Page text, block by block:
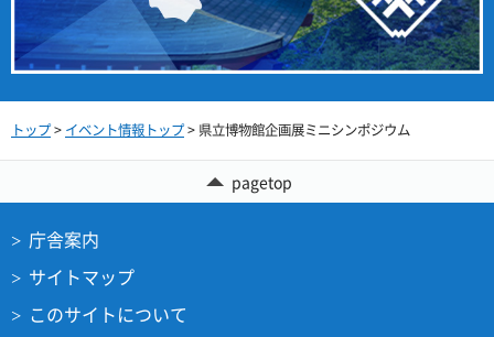
トップ> イベント情報トップ> 県立博物館企画展ミニシンポジウム
pagetop
庁舎案内
サイトマップ
このサイトについて